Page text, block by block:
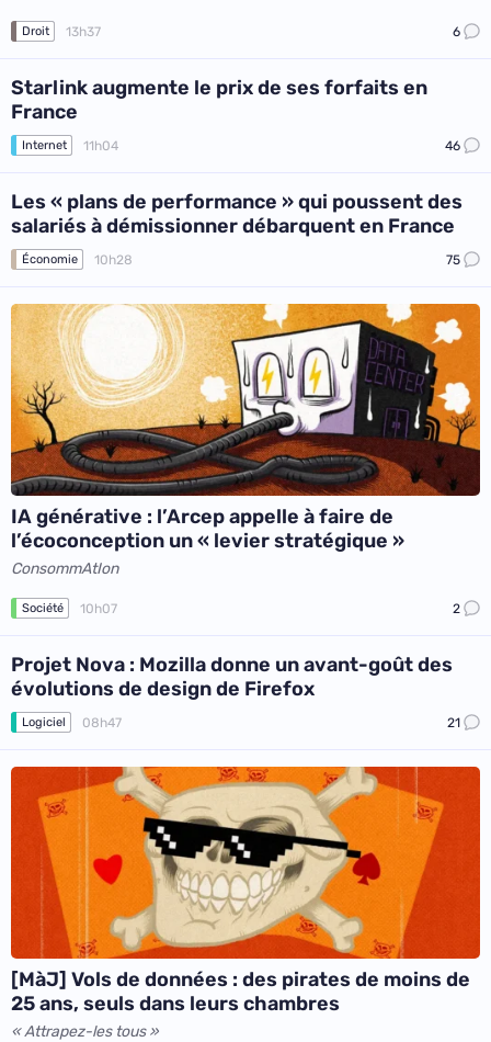
Droit 13h37 6
Starlink augmente le prix de ses forfaits en
France
Internet 11h04 46
Les « plans de performance » qui poussent des
salariés à démissionner débarquent en France
Économie 10h28 75
IA générative : l’Arcep appelle à faire de
l’écoconception un « levier stratégique »
ConsommAtIon
Société 10h07 2
Projet Nova : Mozilla donne un avant-goût des
évolutions de design de Firefox
Logiciel 08h47 21
[MàJ] Vols de données : des pirates de moins de
25 ans, seuls dans leurs chambres
« Attrapez-les tous »